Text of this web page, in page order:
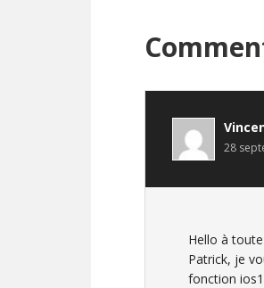
du
lecteur
28
Hello à toute
Patrick, je
fonction